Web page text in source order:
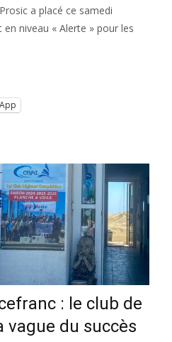
a placé ce samedi
niveau « Alerte » pour les
: le club de
vague du succès